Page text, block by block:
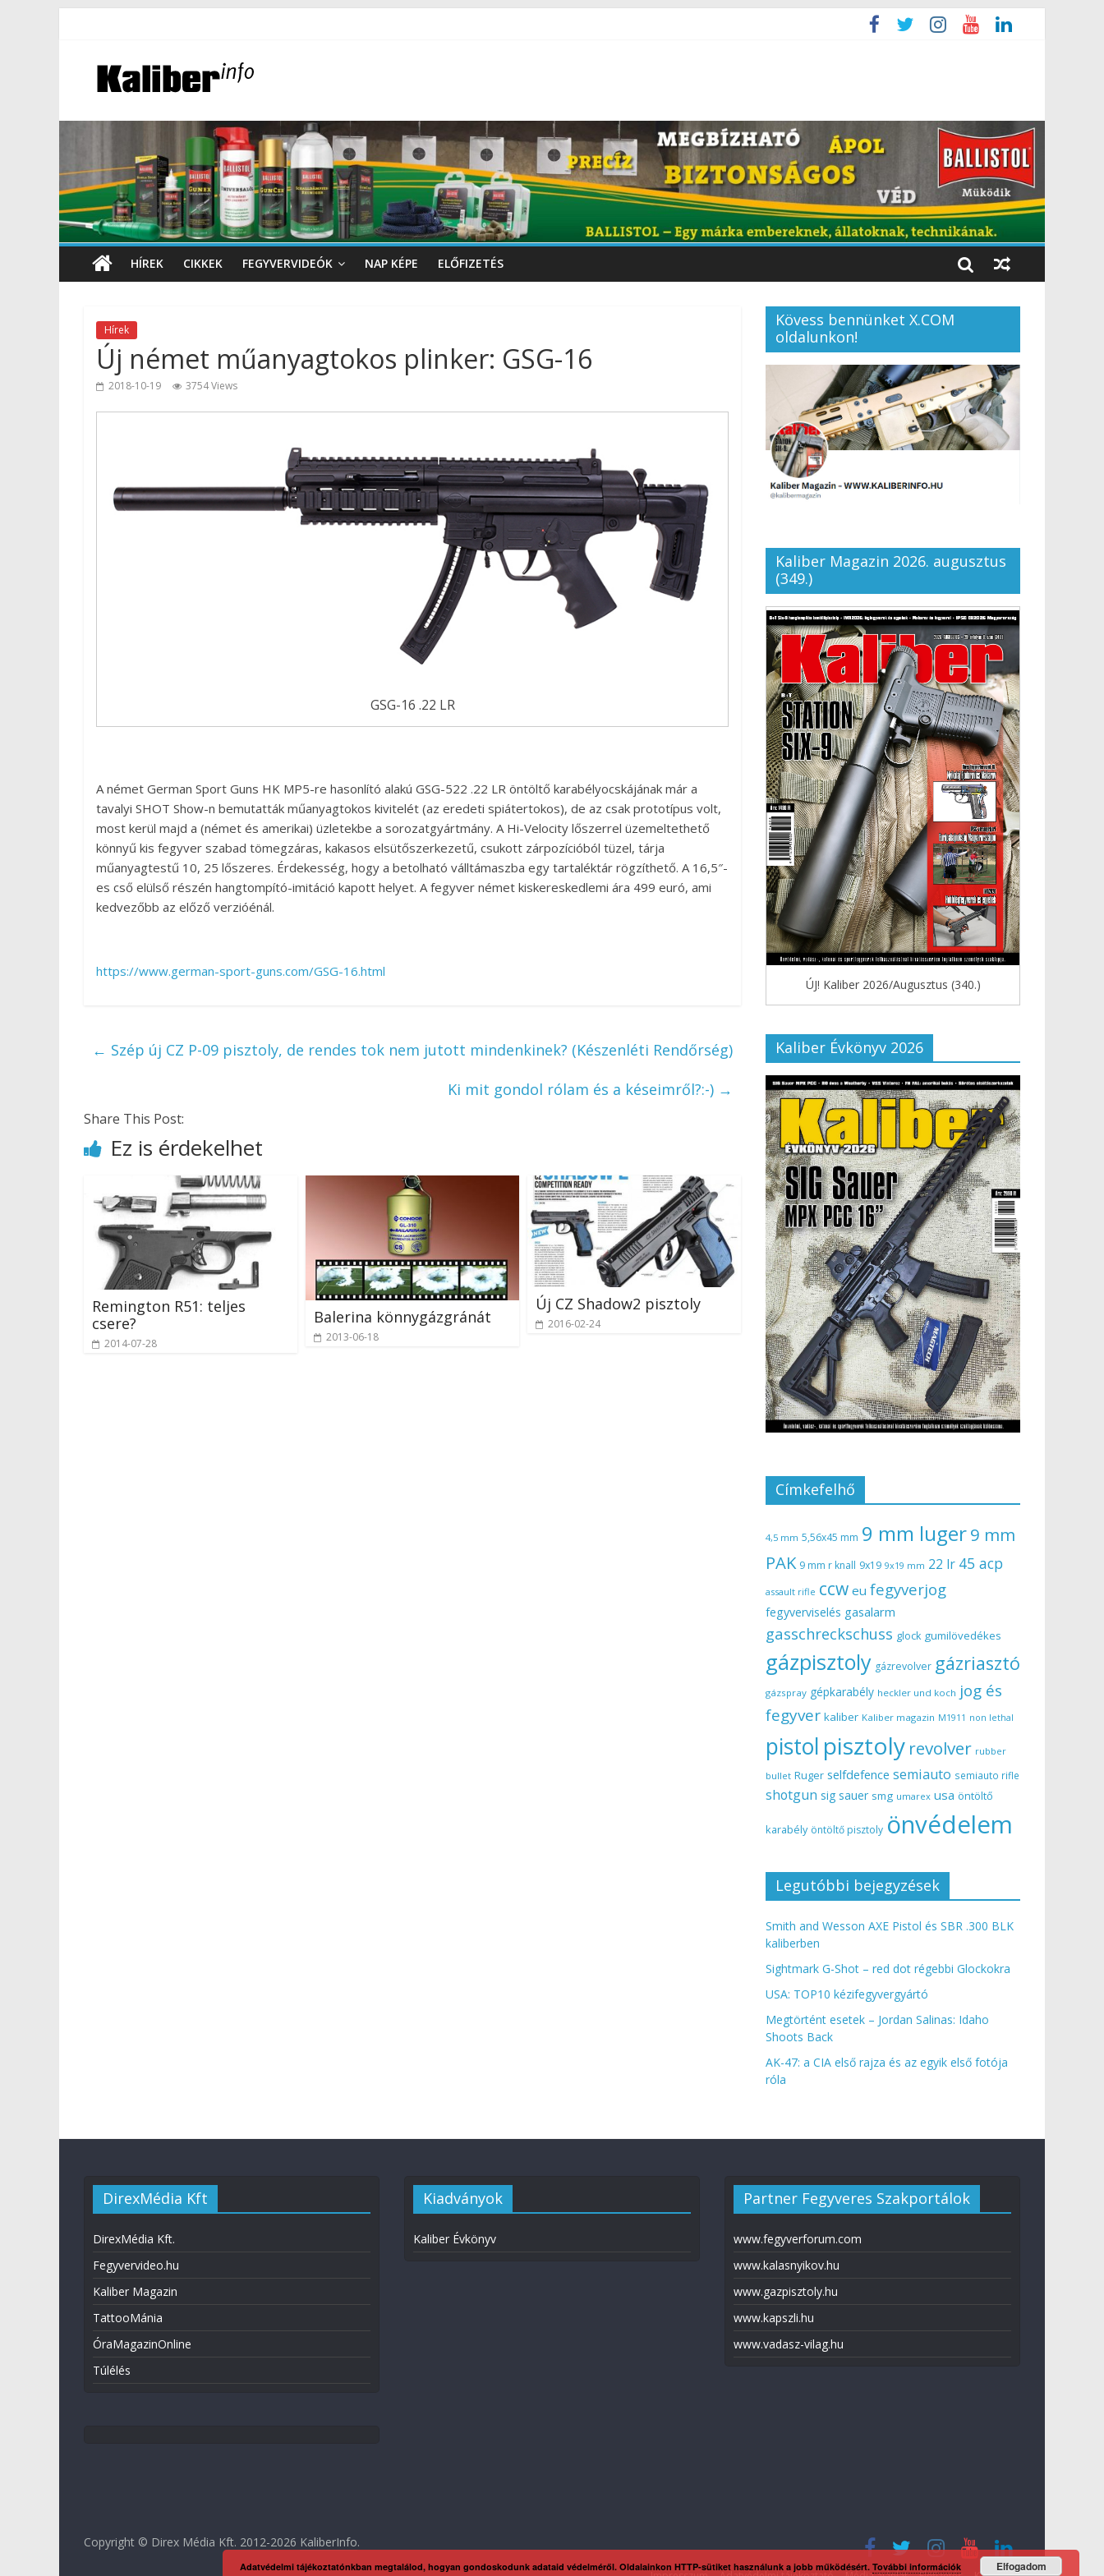
HÍREK CIKKEK FEGYVERVIDEÓK NAP KÉPE ELŐFIZETÉS
Hírek
Új német műanyagtokos plinker: GSG-16
2018-10-19 3754 Views
GSG-16 .22 LR
A német German Sport Guns HK MP5-re hasonlító alakú GSG-522 .22 LR öntöltő karabélyocskájának már a
tavalyi SHOT Show-n bemutatták műanyagtokos kivitelét (az eredeti spiátertokos), de az csak prototípus volt,
most kerül majd a (német és amerikai) üzletekbe a sorozatgyártmány. A Hi-Velocity lőszerrel üzemeltethető
könnyű kis fegyver szabad tömegzáras, kakasos elsütőszerkezetű, csukott zárpozícióból tüzel, tárja
műanyagtestű 10, 25 lőszeres. Érdekesség, hogy a betolható válltámaszba egy tartaléktár rögzíthető. A 16,5″-
es cső elülső részén hangtompító-imitáció kapott helyet. A fegyver német kiskereskedlemi ára 499 euró, ami
kedvezőbb az előző verzióénál.
https://www.german-sport-guns.com/GSG-16.html
← Szép új CZ P-09 pisztoly, de rendes tok nem jutott mindenkinek? (Készenléti Rendőrség)
Ki mit gondol rólam és a késeimről?:-) →
Share This Post:
Ez is érdekelhet
Remington R51: teljes
csere?
2014-07-28
Balerina könnygázgránát
2013-06-18
Új CZ Shadow2 pisztoly
2016-02-24
Kövess bennünket X.COM
oldalunkon!
Kaliber Magazin 2026. augusztus
(349.)
ÚJ! Kaliber 2026/Augusztus (340.)
Kaliber Évkönyv 2026
Címkefelhő
4,5 mm 5,56x45 mm 9 mm luger9 mm
PAK 9 mm r knall 9x19 9x19 mm 22 lr 45 acp
assault rifle ccw eu fegyverjog
fegyverviselés gasalarm
gasschreckschuss glock gumilövedékes
gázpisztoly gázrevolver gázriasztó
gázspray gépkarabély heckler und koch jog és
fegyver kaliber Kaliber magazin M1911 non lethal
pistol pisztoly revolver rubber
bullet Ruger selfdefence semiauto semiauto rifle
shotgun sig sauer smg umarex usa öntöltő
karabély öntöltő pisztoly önvédelem
Legutóbbi bejegyzések
Smith and Wesson AXE Pistol és SBR .300 BLK
kaliberben
Sightmark G-Shot – red dot régebbi Glockokra
USA: TOP10 kézifegyvergyártó
Megtörtént esetek – Jordan Salinas: Idaho
Shoots Back
AK-47: a CIA első rajza és az egyik első fotója
róla
DirexMédia Kft
DirexMédia Kft.
Fegyvervideo.hu
Kaliber Magazin
TattooMánia
ÓraMagazinOnline
Túlélés
Kiadványok
Kaliber Évkönyv
Partner Fegyveres Szakportálok
www.fegyverforum.com
www.kalasnyikov.hu
www.gazpisztoly.hu
www.kapszli.hu
www.vadasz-vilag.hu
Copyright © Direx Média Kft. 2012-2026 KaliberInfo.
Adatvédelmi tájékoztatónkban megtalálod, hogyan gondoskodunk adataid védelméről. Oldalainkon HTTP-sütiket használunk a jobb működésért. További információk Elfogadom